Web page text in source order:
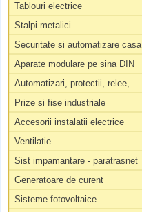
Tablouri electrice
Stalpi metalici
Securitate si automatizare casa
Aparate modulare pe sina DIN
Automatizari, protectii, relee,
Prize si fise industriale
Accesorii instalatii electrice
Ventilatie
Sist impamantare - paratrasnet
Generatoare de curent
Sisteme fotovoltaice